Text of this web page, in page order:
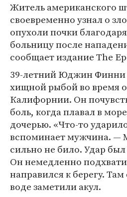
Житель американского
своевременно узнал о
опухоли почки
больницу после
сообщает издание The
39-летний Юджин Финни
хищной рыбой во время
Калифорнии. Он
боль, когда плавал в
дочерью. «Что-то
вспоминает мужчина. —
сильно не било. Удар
Он немедленно
направился к берегу. Там
воде заметили акул.